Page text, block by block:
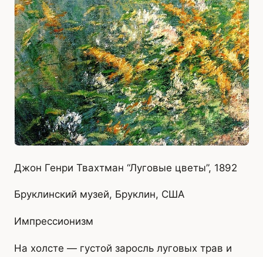
Джон Генри Твахтман “Луговые цветы”, 1892
Бруклинский музей, Бруклин, США
Импрессионизм
На холсте — густой заросль луговых трав и